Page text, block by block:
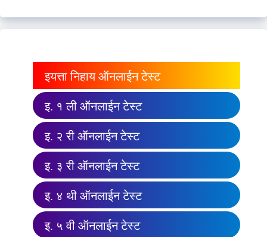
इयत्ता निहाय ऑनलाईन टेस्ट
इ. १ ली ऑनलाईन टेस्ट
इ. २ री ऑनलाईन टेस्ट
इ. ३ री ऑनलाईन टेस्ट
इ. ४ थी ऑनलाईन टेस्ट
इ. ५ वी ऑनलाईन टेस्ट